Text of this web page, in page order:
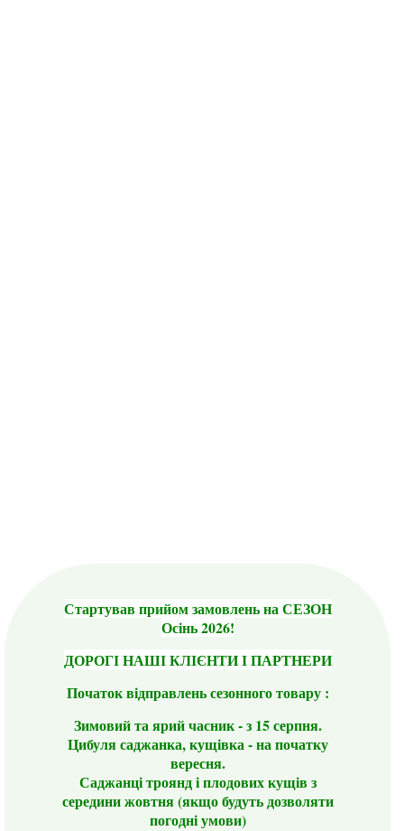
Стартував прийом замовлень на СЕЗОН
Осінь 2026!
ДОРОГІ НАШІ КЛІЄНТИ І ПАРТНЕРИ
Початок відправлень сезонного товару :
Зимовий та ярий часник - з 15 серпня.
Цибуля саджанка, кущівка - на початку
вересня.
Саджанці троянд і плодових кущів з
середини жовтня (якщо будуть дозволяти
погодні умови)